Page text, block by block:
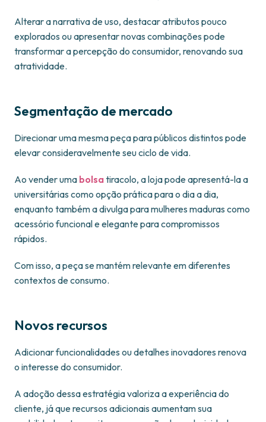
Alterar a narrativa de uso, destacar atributos pouco
explorados ou apresentar novas combinações pode
transformar a percepção do consumidor, renovando sua
atratividade.
Segmentação de mercado
Direcionar uma mesma peça para públicos distintos pode
elevar consideravelmente seu ciclo de vida.
Ao vender uma bolsatiracolo, a loja pode apresentá-la a
universitárias como opção prática para o dia a dia,
enquanto também a divulga para mulheres maduras como
acessório funcional e elegante para compromissos
rápidos.
Com isso, a peça se mantém relevante em diferentes
contextos de consumo.
Novos recursos
Adicionar funcionalidades ou detalhes inovadores renova
o interesse do consumidor.
A adoção dessa estratégia valoriza a experiência do
cliente, já que recursos adicionais aumentam sua